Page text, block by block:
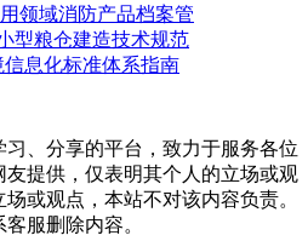
领域消防产品档案管
型粮仓建造技术规范
信息化标准体系指南
、分享的平台，致力于服务各位
提供，仅表明其个人的立场或观
或观点，本站不对该内容负责。
服删除内容。